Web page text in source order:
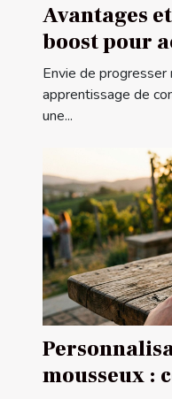
Avantages
boost pour
Envie de
apprentissage de
une...
mousseux :